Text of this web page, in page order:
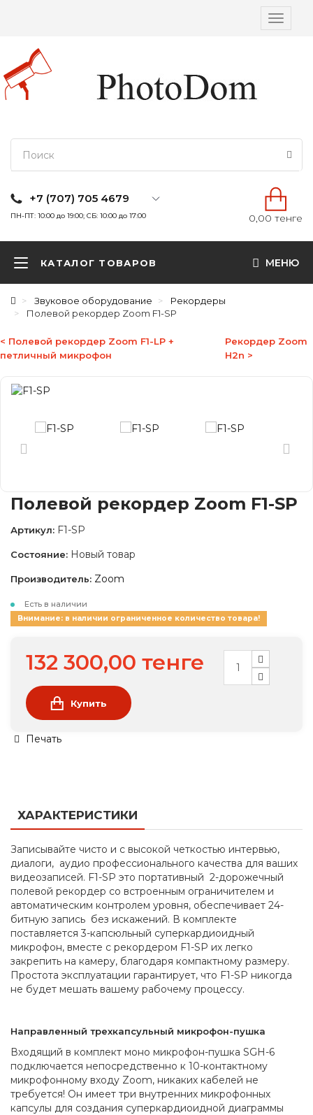
Вкл/
+7 (707) 705 4679
ПН-ПТ: 10:00 до 19:00; СБ: 10:00 до 17:00 0,00 тенге
КАТАЛОГ ТОВАРОВ МЕНЮ
Звуковое оборудование
Рекордеры
Полевой рекордер Zoom F1-SP
< Полевой рекордер Zoom F1-LP +
петличный микрофон
Рекордер Zoom
H2n >
Полевой рекордер Zoom F1-SP
Артикул: F1-SP
Состояние: Новый товар
Производитель: Zoom
Есть в наличии
Внимание: в наличии ограниченное количество товара!
132 300,00 тенге
Купить
Печать
ХАРАКТЕРИСТИКИ
Записывайте чисто и с высокой четкостью интервью,
диалоги, аудио профессионального качества для ваших
видеозаписей. F1-SP это портативный 2-дорожечный
полевой рекордер со встроенным ограничителем и
автоматическим контролем уровня, обеспечивает 24-
битную запись без искажений. В комплекте
поставляется 3-капсюльный суперкардиоидный
микрофон, вместе с рекордером F1-SP их легко
закрепить на камеру, благодаря компактному размеру.
Простота эксплуатации гарантирует, что F1-SP никогда
не будет мешать вашему рабочему процессу.
Направленный трехкапсульный микрофон-пушка
Входящий в комплект моно микрофон-пушка SGH-6
подключается непосредственно к 10-контактному
микрофонному входу Zoom, никаких кабелей не
требуется! Он имеет три внутренних микрофонных
капсулы для создания суперкардиоидной диаграммы